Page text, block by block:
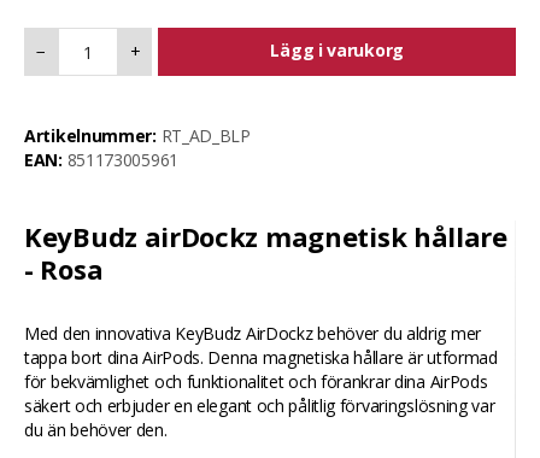
KeyBudz airDockz magnetisk hållare
- Rosa
Med den innovativa KeyBudz AirDockz behöver du aldrig mer
tappa bort dina AirPods. Denna magnetiska hållare är utformad
för bekvämlighet och funktionalitet och förankrar dina AirPods
säkert och erbjuder en elegant och pålitlig förvaringslösning var
du än behöver den.
− + Lägg i varukorg
Artikelnummer: RT_AD_BLP
EAN: 851173005961